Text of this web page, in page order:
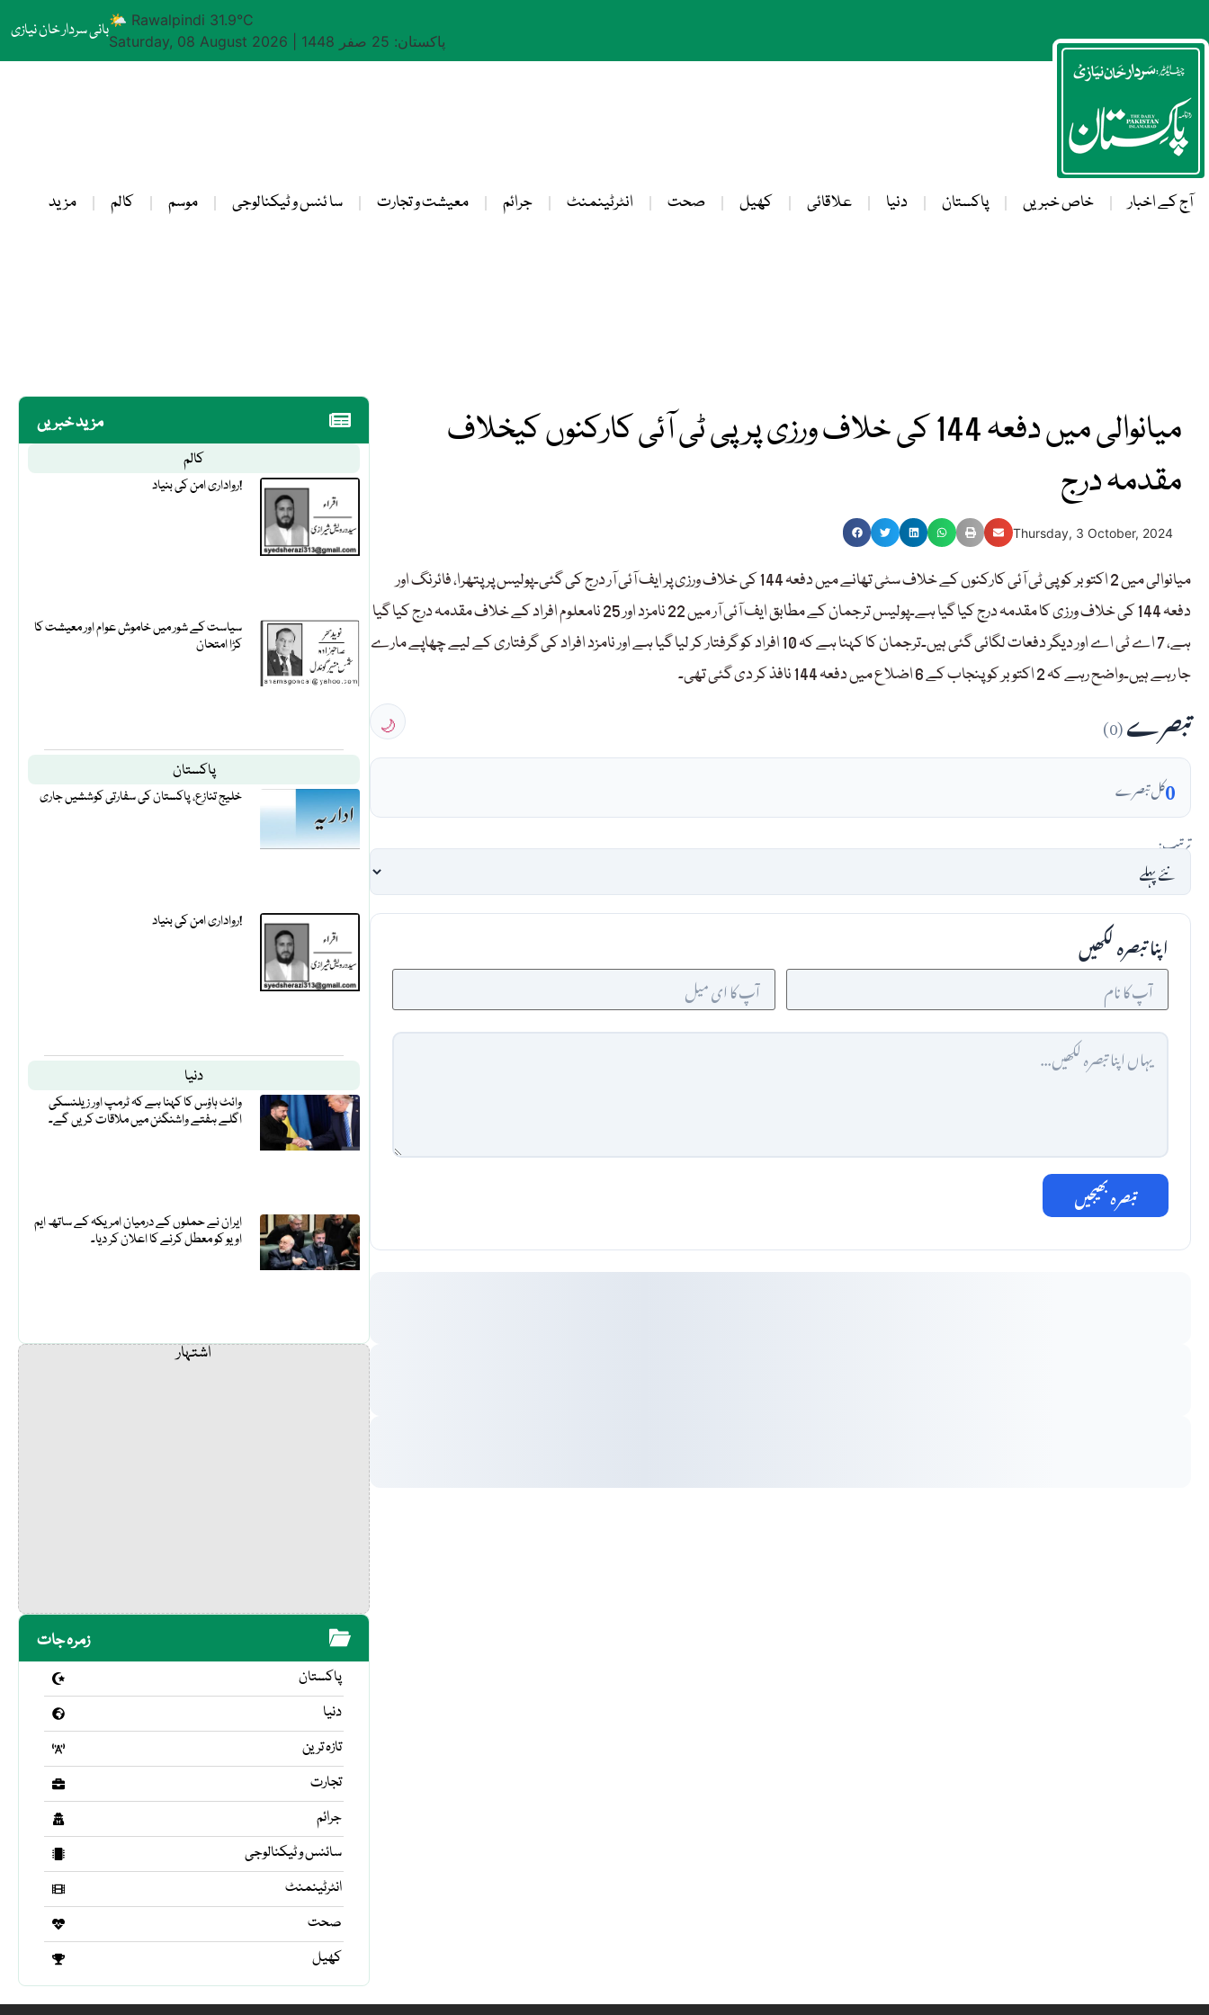
بانی سردار خان نیازی🌤 Rawalpindi 31.9°C
Saturday, 08 August 2026
پاکستان: 25 صفر 1448
آج کے اخبار خاص خبریں پاکستان دنیا علاقائی کھیل صحت انٹرٹینمنٹ جرائم معیشت و تجارت سا ئنس و ٹیکنالوجی موسم کالم مزید
مزید خبریں
کالم
رواداری امن کی بنیاد!
سیاست کے شور میں خاموش عوام اور معیشت کا
کڑا امتحان
پاکستان
خلیج تنازع، پاکستان کی سفارتی کوششیں جاری
رواداری امن کی بنیاد!
دنیا
وائٹ ہاؤس کا کہنا ہے کہ ٹرمپ اور زیلنسکی
اگلے ہفتے واشنگٹن میں ملاقات کریں گے۔
ایران نے حملوں کے درمیان امریکہ کے ساتھ ایم
او یو کو معطل کرنے کا اعلان کر دیا۔
اشتہار
زمرہ جات
پاکستان
دنیا
تازہ ترین
تجارت
جرائم
سائنس و ٹیکنالوجی
انٹرٹینمنٹ
صحت
کھیل
میانوالی میں دفعہ 144 کی خلاف ورزی پر پی ٹی آئی کارکنوں کیخلاف
مقدمہ درج
Thursday, 3 October, 2024
میانوالی میں 2 اکتوبر کو پی ٹی آئی کارکنوں کے خلاف سٹی تھانے میں دفعہ 144 کی خلاف ورزی پر ایف آئی آر درج کی گئی۔پولیس پر پتھرا، فائرنگ اور
دفعہ 144 کی خلاف ورزی کا مقدمہ درج کیا گیا ہے۔پولیس ترجمان کے مطابق ایف آئی آر میں 22 نامزد اور 25 نامعلوم افراد کے خلاف مقدمہ درج کیا گیا
ہے، 7 اے ٹی اے اور دیگر دفعات لگائی گئی ہیں۔ترجمان کا کہنا ہے کہ 10 افراد کو گرفتار کر لیا گیا ہے اور نامزد افراد کی گرفتاری کے لیے چھاپے مارے
جا رہے ہیں۔واضح رہے کہ 2 اکتوبر کو پنجاب کے 6 اضلاع میں دفعہ 144 نافذ کر دی گئی تھی۔
تبصرے(0)
🌙
0کل تبصرے
ترتیب:
اپنا تبصرہ لکھیں
تبصرہ بھیجیں